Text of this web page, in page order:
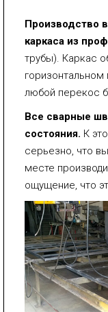
Производство
каркаса из
трубы). Каркас
любой перекос
Все сварные
состояния. К
серьезно, что
месте
ощущение, что